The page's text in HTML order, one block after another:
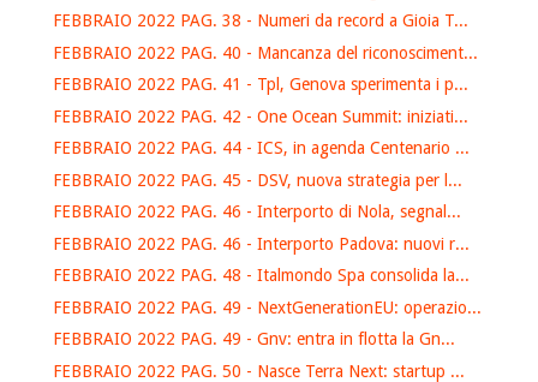
FEBBRAIO 2022 PAG. 38 - Numeri da record a Gioia T...
FEBBRAIO 2022 PAG. 40 - Mancanza del riconosciment...
FEBBRAIO 2022 PAG. 41 - Tpl, Genova sperimenta i p...
FEBBRAIO 2022 PAG. 42 - One Ocean Summit: iniziati...
FEBBRAIO 2022 PAG. 44 - ICS, in agenda Centenario ...
FEBBRAIO 2022 PAG. 45 - DSV, nuova strategia per l...
FEBBRAIO 2022 PAG. 46 - Interporto di Nola, segnal...
FEBBRAIO 2022 PAG. 46 - Interporto Padova: nuovi r...
FEBBRAIO 2022 PAG. 48 - Italmondo Spa consolida la...
FEBBRAIO 2022 PAG. 49 - NextGenerationEU: operazio...
FEBBRAIO 2022 PAG. 49 - Gnv: entra in flotta la Gn...
FEBBRAIO 2022 PAG. 50 - Nasce Terra Next: startup ...